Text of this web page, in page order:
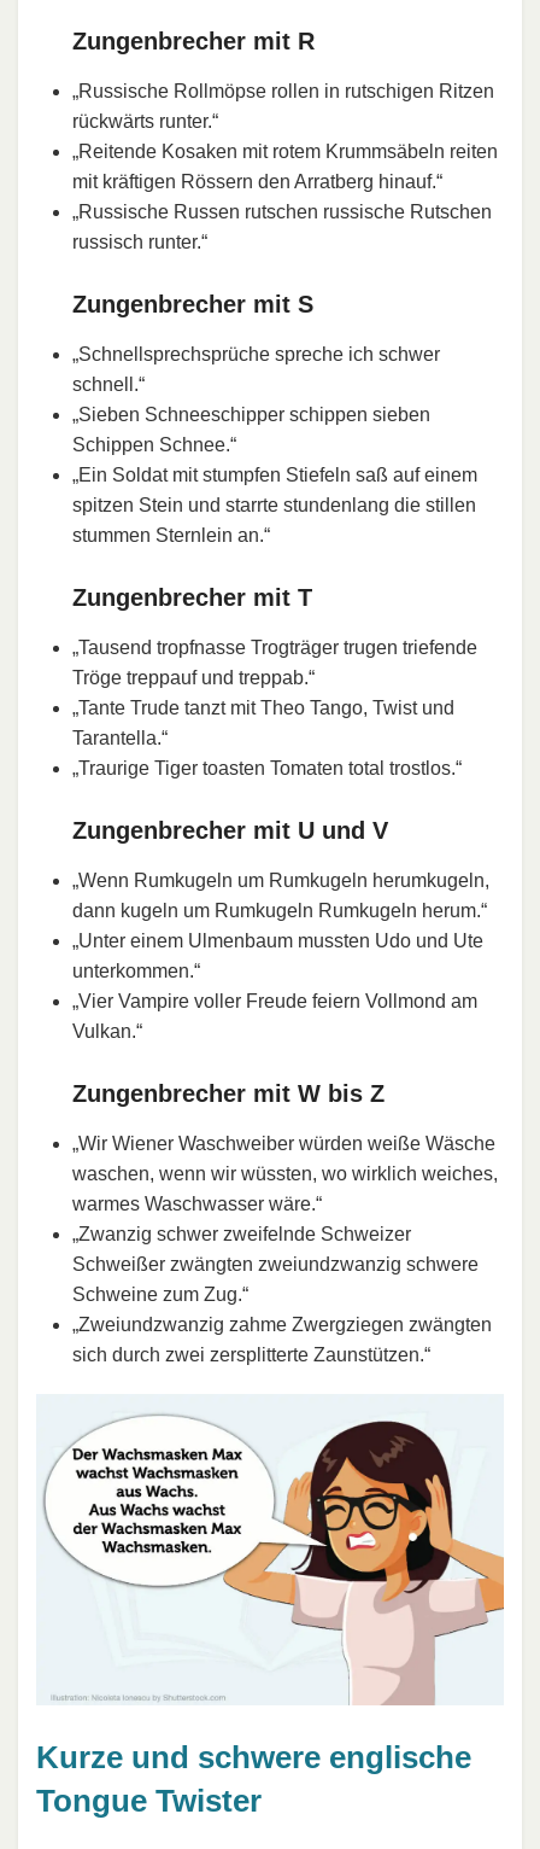
Zungenbrecher mit R
„Russische Rollmöpse rollen in rutschigen Ritzen
rückwärts runter.“
„Reitende Kosaken mit rotem Krummsäbeln reiten
mit kräftigen Rössern den Arratberg hinauf.“
„Russische Russen rutschen russische Rutschen
russisch runter.“
Zungenbrecher mit S
„Schnellsprechsprüche spreche ich schwer
schnell.“
„Sieben Schneeschipper schippen sieben
Schippen Schnee.“
„Ein Soldat mit stumpfen Stiefeln saß auf einem
spitzen Stein und starrte stundenlang die stillen
stummen Sternlein an.“
Zungenbrecher mit T
„Tausend tropfnasse Trogträger trugen triefende
Tröge treppauf und treppab.“
„Tante Trude tanzt mit Theo Tango, Twist und
Tarantella.“
„Traurige Tiger toasten Tomaten total trostlos.“
Zungenbrecher mit U und V
„Wenn Rumkugeln um Rumkugeln herumkugeln,
dann kugeln um Rumkugeln Rumkugeln herum.“
„Unter einem Ulmenbaum mussten Udo und Ute
unterkommen.“
„Vier Vampire voller Freude feiern Vollmond am
Vulkan.“
Zungenbrecher mit W bis Z
„Wir Wiener Waschweiber würden weiße Wäsche
waschen, wenn wir wüssten, wo wirklich weiches,
warmes Waschwasser wäre.“
„Zwanzig schwer zweifelnde Schweizer
Schweißer zwängten zweiundzwanzig schwere
Schweine zum Zug.“
„Zweiundzwanzig zahme Zwergziegen zwängten
sich durch zwei zersplitterte Zaunstützen.“
Kurze und schwere englische
Tongue Twister